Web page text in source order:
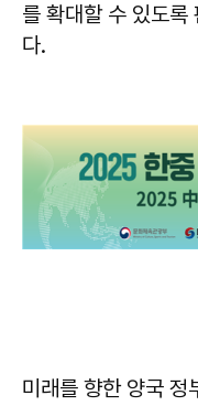
를 확대할 수 있도록
다.
미래를 향한 양국 정